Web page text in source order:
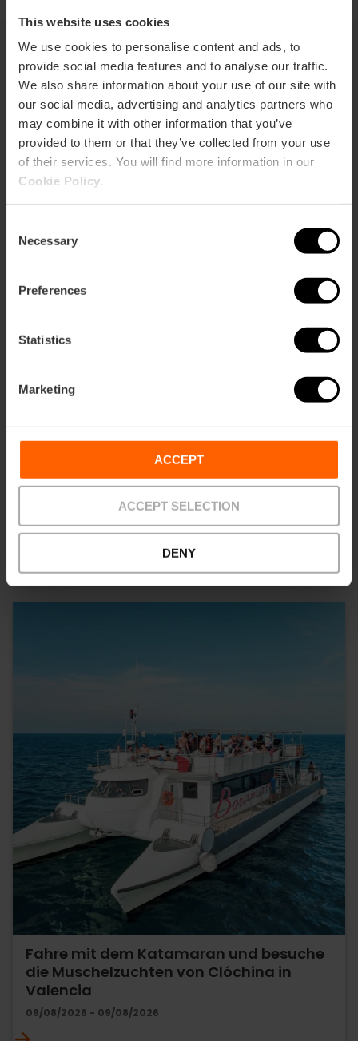
This website uses cookies
We use cookies to personalise content and ads, to
provide social media features and to analyse our traffic.
We also share information about your use of our site with
our social media, advertising and analytics partners who
may combine it with other information that you’ve
provided to them or that they’ve collected from your use
of their services. You will find more information in our
Cookie Policy
Selection
Necessary
Preferences
Statistics
Marketing
ACCEPT
ACCEPT SELECTION
DENY
Sie können auch interessiert sein
UNESCO-Kulturerbe jeden Donnerstag
13/08/2026 - 13/08/2026
Fahre mit dem Katamaran und besuche
die Muschelzuchten von Clóchina in
Valencia
09/08/2026 - 09/08/2026